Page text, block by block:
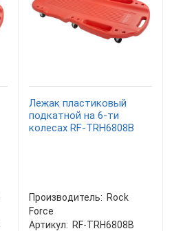
Лежак пластиковый
подкатной на 6-ти
колесах RF-TRH6808B
Производитель: Rock
Force
Артикул: RF-TRH6808B